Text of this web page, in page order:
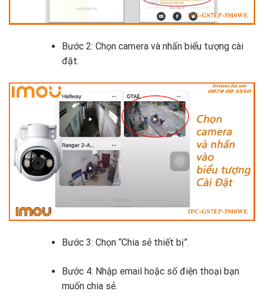
Bước 2: Chọn camera và nhấn biểu tượng cài
đặt.
Bước 3: Chọn “Chia sẻ thiết bị”.
Bước 4: Nhập email hoặc số điện thoại bạn
muốn chia sẻ.